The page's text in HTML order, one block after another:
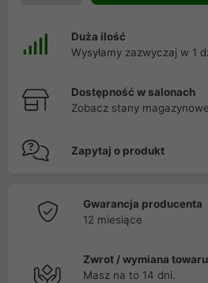
Duża ilość
Wysyłamy zazwyczaj w 1
Dostępność w salonach
Zobacz stany magazynowe
Zapytaj o produkt
Gwarancja producenta
12 miesiące
Zwrot / wymiana towaru
Masz na to 14 dni.